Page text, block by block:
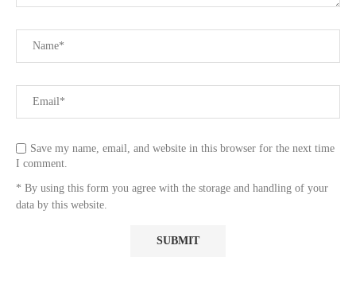
Save my name, email, and website in this browser for the next time
I comment.
* By using this form you agree with the storage and handling of your
data by this website.